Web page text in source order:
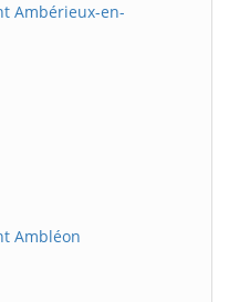
Ambérieux-en-
Ambléon